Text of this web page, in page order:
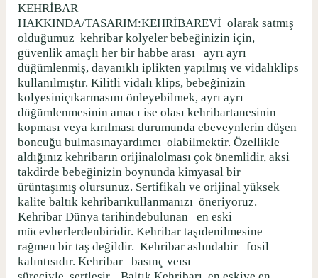
KEHRİBAR
HAKKINDA/TASARIM:KEHRİBAREVİ olarak satmış
olduğumuz kehribar kolyeler bebeğinizin için,
güvenlik amaçlı her bir habbe arası
ayrı ayrı
düğümlenmiş, dayanıklı iplikten yapılmış ve vidalıklips
kullanılmıştır. Kilitli vidalı klips, bebeğinizin
kolyesiniçıkarmasını önleyebilmek, ayrı ayrı
düğümlenmesinin amacı ise olası kehribartanesinin
kopması veya kırılması durumunda ebeveynlerin düşen
boncuğu bulmasınayardımcı olabilmektir. Özellikle
aldığınız kehribarın orijinalolması çok önemlidir, aksi
takdirde bebeğinizin boynunda kimyasal bir
ürüntaşımış olursunuz. Sertifikalı ve orijinal yüksek
kalite baltık kehribarıkullanmanızı öneriyoruz.
Kehribar Dünya tarihindebulunan
en eski
mücevherlerdenbiridir. Kehribar taşıdenilmesine
rağmen bir taş değildir. Kehribar aslındabir
fosil
kalıntısıdır. Kehribar
basınç veısı